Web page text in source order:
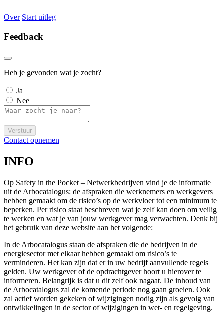
Over Start uitleg
Feedback
Heb je gevonden wat je zocht?
Ja
Nee
Verstuur
Contact opnemen
INFO
Op Safety in the Pocket – Netwerkbedrijven vind je de informatie
uit de Arbocatalogus: de afspraken die werknemers en werkgevers
hebben gemaakt om de risico’s op de werkvloer tot een minimum te
beperken. Per risico staat beschreven wat je zelf kan doen om veilig
te werken en wat je van jouw werkgever mag verwachten. Denk bij
het gebruik van deze website aan het volgende:
In de Arbocatalogus staan de afspraken die de bedrijven in de
energiesector met elkaar hebben gemaakt om risico’s te
verminderen. Het kan zijn dat er in uw bedrijf aanvullende regels
gelden. Uw werkgever of de opdrachtgever hoort u hierover te
informeren. Belangrijk is dat u dit zelf ook nagaat. De inhoud van
de Arbocatalogus zal de komende periode nog gaan groeien. Ook
zal actief worden gekeken of wijzigingen nodig zijn als gevolg van
ontwikkelingen in de sector of wijzigingen in wet- en regelgeving.